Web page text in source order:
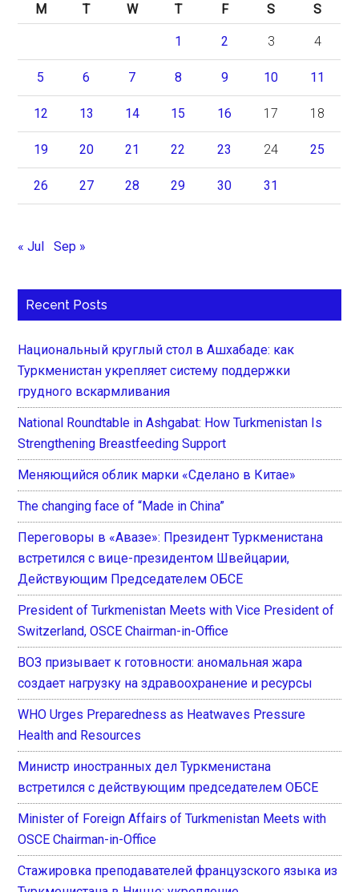
M
T W T F S S
1 2 3 4
5 6 7 8 9 10 11
12 13 14 15 16 17 18
19 20 21 22 23 24 25
26 27 28 29 30 31
« Jul Sep »
Recent Posts
Национальный круглый стол в Ашхабаде: как
Туркменистан укрепляет систему поддержки
грудного вскармливания
National Roundtable in Ashgabat: How Turkmenistan Is
Strengthening Breastfeeding Support
Меняющийся облик марки «Сделано в Китае»
The changing face of “Made in China”
Переговоры в «Авазе»: Президент Туркменистана
встретился с вице-президентом Швейцарии,
Действующим Председателем ОБСЕ
President of Turkmenistan Meets with Vice President of
Switzerland, OSCE Chairman-in-Office
ВОЗ призывает к готовности: аномальная жара
создает нагрузку на здравоохранение и ресурсы
WHO Urges Preparedness as Heatwaves Pressure
Health and Resources
Министр иностранных дел Туркменистана
встретился с действующим председателем ОБСЕ
Minister of Foreign Affairs of Turkmenistan Meets with
OSCE Chairman-in-Office
Стажировка преподавателей французского языка из